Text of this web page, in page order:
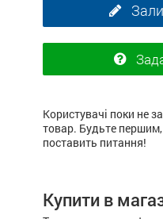
Користувачі поки не
товар. Будьте
поставить питання!
Купити в